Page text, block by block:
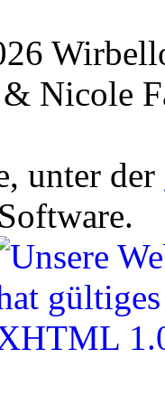
Nicole
unter der